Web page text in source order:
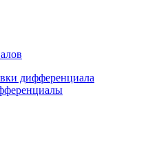
дифференциала